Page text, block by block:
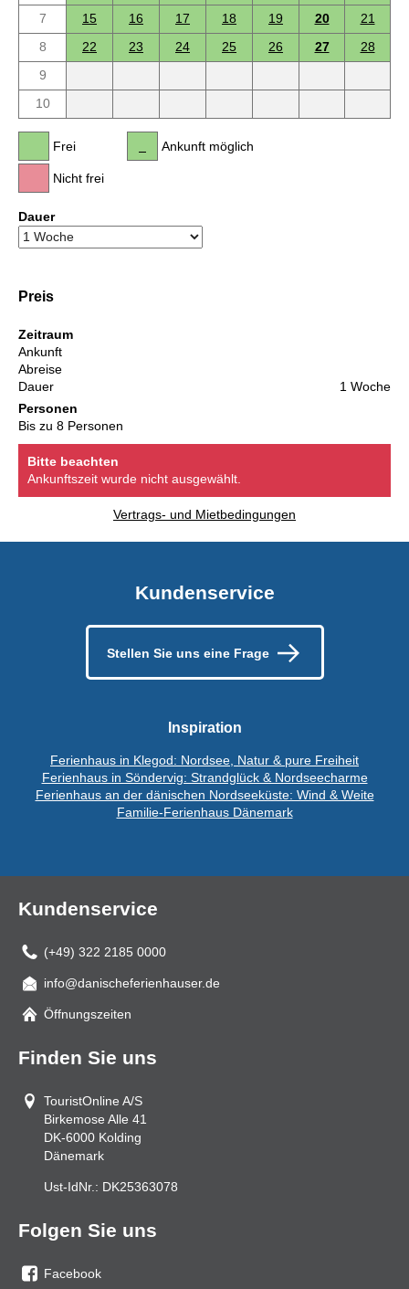
7
15 16 17 18 19 20
21
8
22 23 24 25 26 27
28
9
10
Frei
Nicht frei
Ankunft möglich
Dauer
Preis
Zeitraum
Ankunft
Abreise
Dauer
1 Woche
Personen
Bis zu 8 Personen
Bitte beachten
Ankunftszeit wurde nicht ausgewählt.
Vertrags- und Mietbedingungen
Kundenservice
Stellen Sie uns eine Frage
Inspiration
Ferienhaus in Klegod: Nordsee, Natur & pure Freiheit
Ferienhaus in Söndervig: Strandglück & Nordseecharme
Ferienhaus an der dänischen Nordseeküste: Wind & Weite
Familie-Ferienhaus Dänemark
Kundenservice
(+49) 322 2185 0000
Mail
info@danischeferienhauser.de
Öffnungszeiten
Finden Sie uns
TouristOnline A/S
Birkemose Alle 41
DK-6000 Kolding
Dänemark
Ust-IdNr.: DK25363078
Folgen Sie uns
Facebook